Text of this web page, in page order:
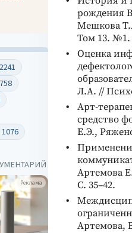
рождения
Мешкова
Том 13. №1.
Оценка
Л.А. //
Арт-
средство
Е.Э.,
Артемова
С. 35–42.
Артемова,
2241
1076
Реклама